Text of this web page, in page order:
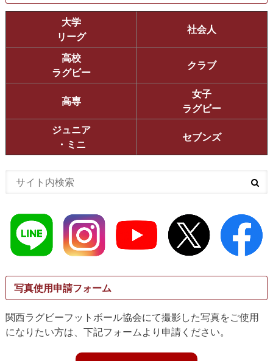
大学
リーグ
社会人
高校
ラグビー
クラブ
高専
女子
ラグビー
ジュニア
・ミニ
セブンズ
写真使用申請フォーム
関西ラグビーフットボール協会にて撮影した写真をご使用
になりたい方は、下記フォームより申請ください。